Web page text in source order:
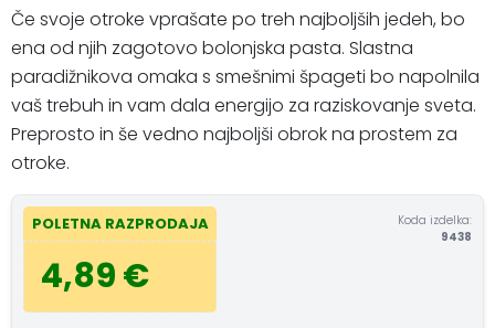
Če svoje otroke vprašate po treh najboljših jedeh, bo
ena od njih zagotovo bolonjska pasta. Slastna
paradižnikova omaka s smešnimi špageti bo napolnila
vaš trebuh in vam dala energijo za raziskovanje sveta.
Preprosto in še vedno najboljši obrok na prostem za
otroke.
POLETNA RAZPRODAJA
4,89 €
Koda izdelka:
9438